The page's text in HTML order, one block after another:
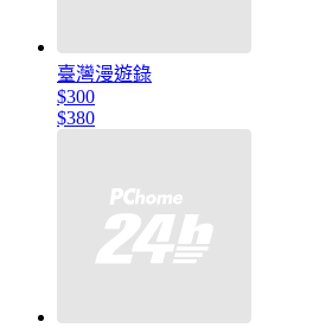
臺灣漫遊錄
$300
$380